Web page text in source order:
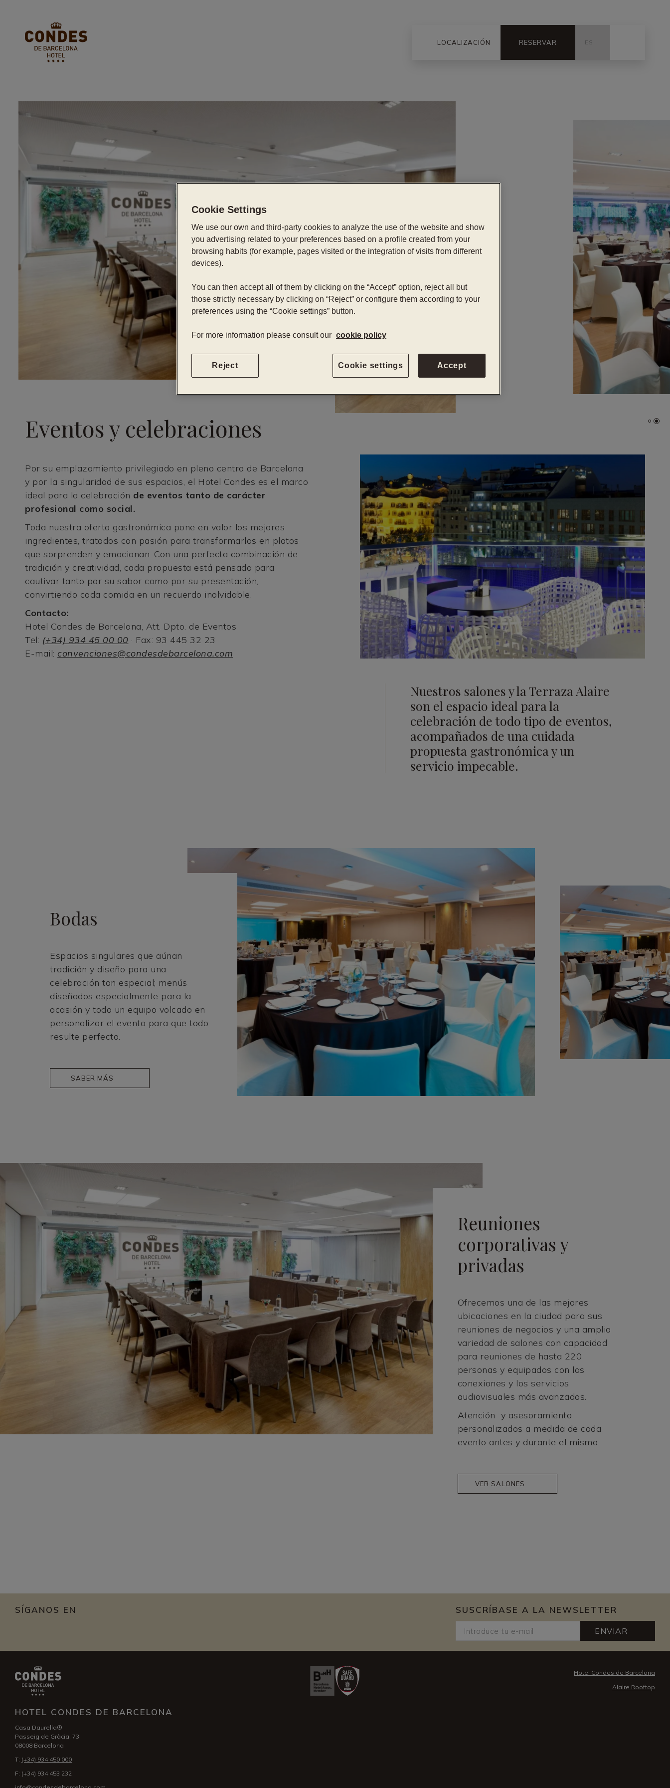
LOCALIZACIÓN RESERVAR ES
ZH
IT
Eventos y celebraciones
Por su emplazamiento privilegiado en pleno centro de Barcelona
y por la singularidad de sus espacios, el Hotel Condes es el marco
ideal para la celebración de eventos tanto de carácter
profesional como social.
Toda nuestra oferta gastronómica pone en valor los mejores
ingredientes, tratados con pasión para transformarlos en platos
que sorprenden y emocionan. Con una perfecta combinación de
tradición y creatividad, cada propuesta está pensada para
cautivar tanto por su sabor como por su presentación,
convirtiendo cada comida en un recuerdo inolvidable.
Contacto:
Hotel Condes de Barcelona, Att. Dpto. de Eventos
Tel: (+34) 934 45 00 00 · Fax: 93 445 32 23
E-mail: convenciones@condesdebarcelona.com
Nuestros salones y la Terraza Alaire
son el espacio ideal para la
celebración de todo tipo de eventos,
acompañados de una cuidada
propuesta gastronómica y un
servicio impecable.
Bodas
Espacios singulares que aúnan
tradición y diseño para una
celebración tan especial; menús
diseñados especialmente para la
ocasión y todo un equipo volcado en
personalizar el evento para que todo
resulte perfecto.
SABER MÁS
Reuniones
corporativas y
privadas
Ofrecemos una de las mejores
ubicaciones en la ciudad para sus
reuniones de negocios y una amplia
variedad de salones con capacidad
para reuniones de hasta 220
personas y equipados con las
conexiones y los servicios
audiovisuales más avanzados.
Atención y asesoramiento
personalizados a medida de cada
evento antes y durante el mismo.
VER SALONES
SÍGANOS EN SUSCRÍBASE A LA NEWSLETTER
ENVIAR
HOTEL CONDES DE BARCELONA
Casa Daurella®
Passeig de Gràcia, 73
08008 Barcelona
T: (+34) 934 450 000
F: (+34) 934 453 232
Hotel Condes de Barcelona
Alaire Rooftop
Cookie Settings
We use our own and third-party cookies to analyze the use of the website and show
you advertising related to your preferences based on a profile created from your
browsing habits (for example, pages visited or the integration of visits from different
devices).
You can then accept all of them by clicking on the “Accept” option, reject all but
those strictly necessary by clicking on “Reject” or configure them according to your
preferences using the “Cookie settings” button.
For more information please consult our cookie policy
Reject Accept
Cookie settings